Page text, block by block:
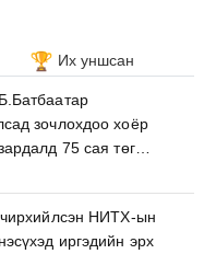
Их уншсан
зочлохдоо хоёр
75 сая төгрөг
НИТХ-ын
иргэдийн эрх